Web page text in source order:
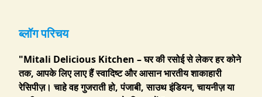
ब्लॉग परिचय
"Mitali Delicious Kitchen – घर की रसोई से लेकर हर कोने
तक, आपके लिए लाए हैं स्वादिष्ट और आसान भारतीय शाकाहारी
रेसिपीज़। चाहे वह गुजराती हो, पंजाबी, साउथ इंडियन, चायनीज़ या